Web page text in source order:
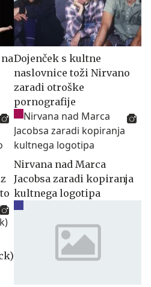
Dojenček s kultne
naslovnice toži Nirvano
zaradi otroške
pornografije
Nirvana nad Marca
Jacobsa zaradi kopiranja
kultnega logotipa